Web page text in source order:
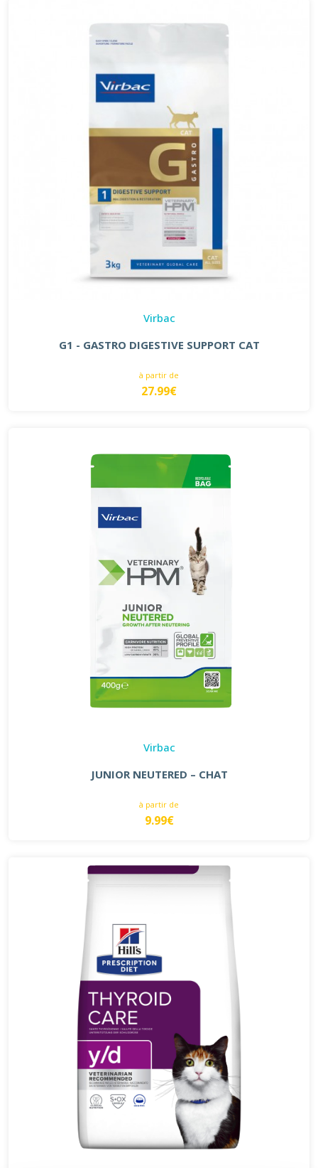
Virbac
G1 - GASTRO DIGESTIVE SUPPORT CAT
à partir de
27.99€
Virbac
JUNIOR NEUTERED – CHAT
à partir de
9.99€